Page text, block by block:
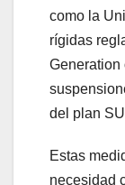
como la
rígidas
Generation
del plan
Estas
necesidad